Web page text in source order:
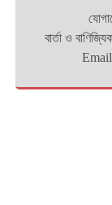
বার্তা ও